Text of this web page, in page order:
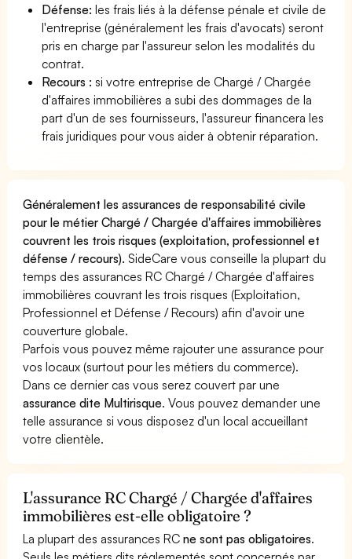
Défense: les frais liés à la défense pénale et civile de
l'entreprise (généralement les frais d'avocats) seront
pris en charge par l'assureur selon les modalités du
contrat.
Recours : si votre entreprise de Chargé / Chargée
d'affaires immobilières a subi des dommages de la
part d'un de ses fournisseurs, l'assureur financera les
frais juridiques pour vous aider à obtenir réparation.
Généralement les assurances de responsabilité civile
pour le métier Chargé / Chargée d'affaires immobilières
couvrent les trois risques (exploitation, professionnel et
défense / recours). SideCare vous conseille la plupart du
temps des assurances RC Chargé / Chargée d'affaires
immobilières couvrant les trois risques (Exploitation,
Professionnel et Défense / Recours) afin d'avoir une
couverture globale.
Parfois vous pouvez même rajouter une assurance pour
vos locaux (surtout pour les métiers du commerce).
Dans ce dernier cas vous serez couvert par une
assurance dite Multirisque. Vous pouvez demander une
telle assurance si vous disposez d'un local accueillant
votre clientèle.
L'assurance RC Chargé / Chargée d'affaires
immobilières est-elle obligatoire ?
La plupart des assurances RCne sont pas obligatoires.